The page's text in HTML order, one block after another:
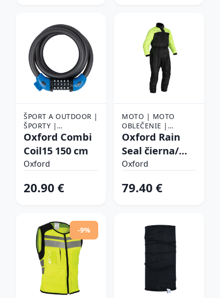
ŠPORT A OUTDOOR |
ŠPORTY |
CYKLISTIKA |
BICYKEL | ZÁMKY NA
BICYKEL
Oxford Combi
Coil15 150 cm
Oxford
20.90 €
MOTO | MOTO
OBLEČENIE |
NEPREMOKAVÉ
NEPREMOKAVÉ
KOMPLETY
Oxford Rain
Seal čierna/
žltá fluo M
Oxford
79.40 €
-9%